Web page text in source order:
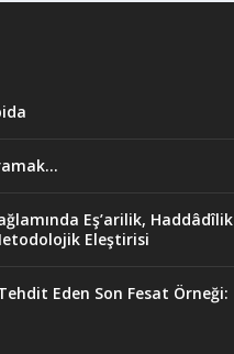
Eş’arilik, Haddâdîlik
Eleştirisi
Eden Son Fesat Örneği: